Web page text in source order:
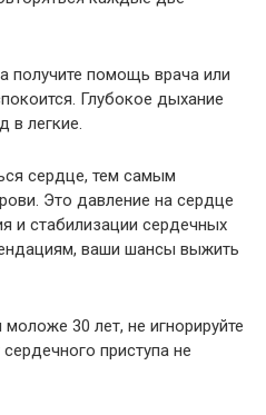
получите помощь врача или
Глубокое дыхание
в легкие.
сердце, тем самым
Это давление на сердце
и стабилизации сердечных
ваши шансы выжить
30 лет, не игнорируйте
приступа не